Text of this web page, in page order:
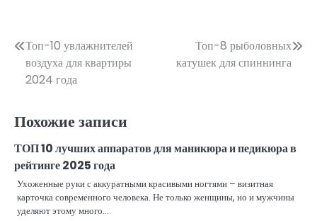
Навигация
по
Топ-10 увлажнителей
воздуха для квартиры
2024 года
Топ-8 рыболовных
катушек для спиннинга
Похожие записи
ТОП 10 лучших аппаратов для маникюра и педикюра в
рейтинге 2025 года
Ухоженные руки с аккуратными красивыми ногтями – визитная
карточка современного человека. Не только женщины, но и мужчины
уделяют этому много…